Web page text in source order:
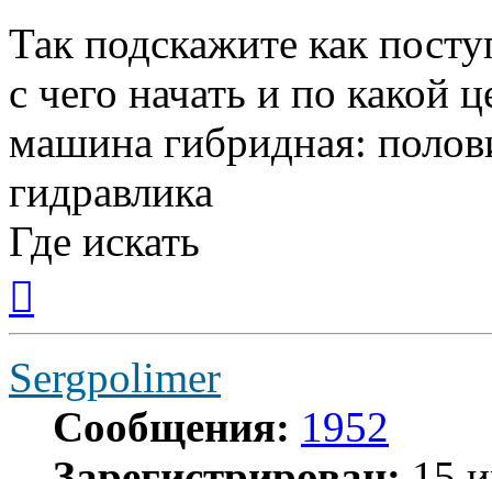
Так подскажите как
с чего начать и по какой
машина гибридная:
гидравлика
Где искать
началу
Sergpolimer
Сообщения: 1952